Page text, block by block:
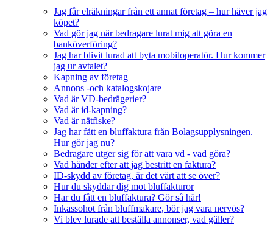
Jag får elräkningar från ett annat företag – hur häver jag
köpet?
Vad gör jag när bedragare lurat mig att göra en
banköverföring?
Jag har blivit lurad att byta mobiloperatör. Hur kommer
jag ur avtalet?
Kapning av företag
Annons -och katalogskojare
Vad är VD-bedrägerier?
Vad är id-kapning?
Vad är nätfiske?
Jag har fått en bluffaktura från Bolagsupplysningen.
Hur gör jag nu?
Bedragare utger sig för att vara vd - vad göra?
Vad händer efter att jag bestritt en faktura?
ID-skydd av företag, är det värt att se över?
Hur du skyddar dig mot bluffakturor
Har du fått en bluffaktura? Gör så här!
Inkassohot från bluffmakare, bör jag vara nervös?
Vi blev lurade att beställa annonser, vad gäller?